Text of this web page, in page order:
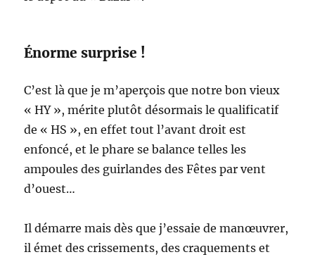
Énorme surprise !
C’est là que je m’aperçois que notre bon vieux
« HY », mérite plutôt désormais le qualificatif
de « HS », en effet tout l’avant droit est
enfoncé, et le phare se balance telles les
ampoules des guirlandes des Fêtes par vent
d’ouest…
Il démarre mais dès que j’essaie de manœuvrer,
il émet des crissements, des craquements et